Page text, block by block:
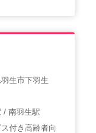
羽生市下羽生
/ 南羽生駅
ス付き高齢者向